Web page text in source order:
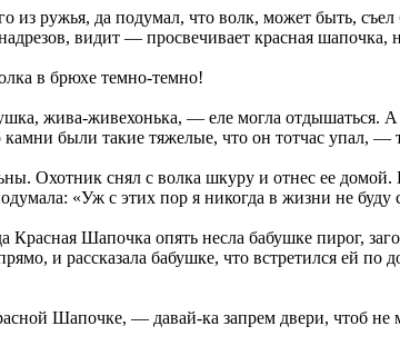
из ружья, да подумал, что волк, может быть,
видит — просвечивает красная шапочка,
в брюхе темно-темно!
жива-живехонька, — еле могла
были такие тяжелые, что он тотчас упал, —
Охотник снял с волка шкуру и отнес ее
«Уж с этих пор я никогда в жизни не буду
Красная Шапочка опять несла бабушке пирог,
и рассказала бабушке, что встретился ей по
Шапочке, — давай-ка запрем двери, чтоб не